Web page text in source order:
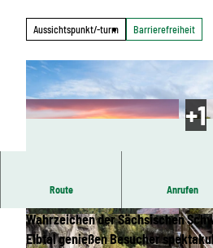
Aussichtspunkt/-turm Barrierefreiheit
© Sebastian Rose, TMGS | CC-BY-SA © Ines
Route Anrufen
Wahrzeichen der Sächsischen
Elbtal genießen Besucher